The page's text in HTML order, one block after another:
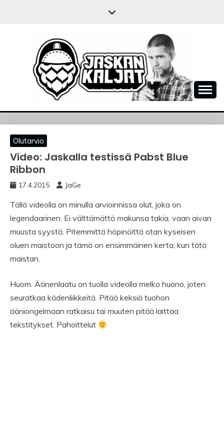
JASKANKALJAT
Olutarvio
Video: Jaskalla testissä Pabst Blue
Ribbon
17.4.2015 JaGe
Tällä videolla on minulla arvioinnissa olut, joka on
legendaarinen. Ei välttämättä makunsa takia, vaan aivan
muusta syystä. Pitemmittä höpinöittä otan kyseisen
oluen maistoon ja tämä on ensimmäinen kerta, kun tätä
maistan.
Huom. Äänenlaatu on tuolla videolla melko huono, joten
seuratkaa kädenliikkeitä. Pitää keksiä tuohon
ääniongelmaan ratkaisu tai muuten pitää laittaa
tekstitykset. Pahoittelut